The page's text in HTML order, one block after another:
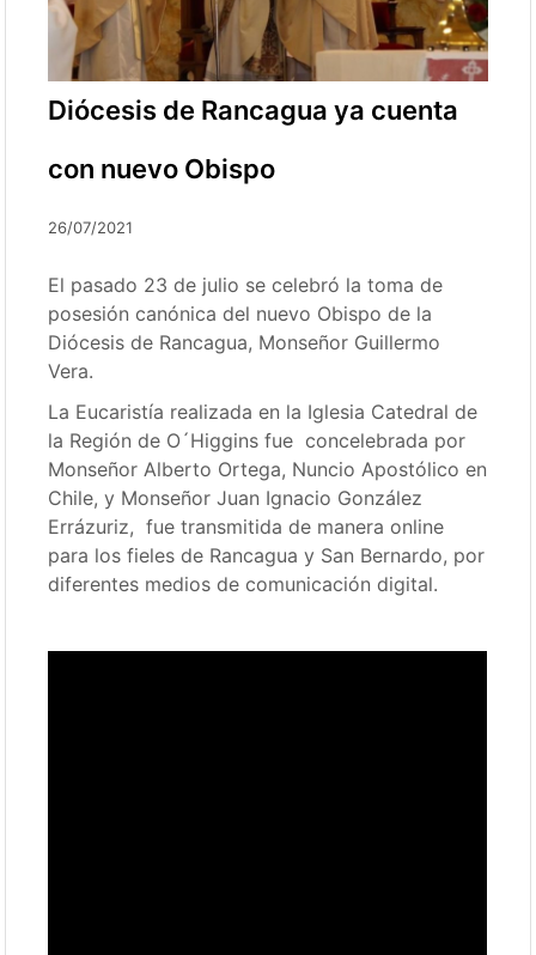
Diócesis de Rancagua ya cuenta
con nuevo Obispo
26/07/2021
El pasado 23 de julio se celebró la toma de
posesión canónica del nuevo Obispo de la
Diócesis de Rancagua, Monseñor Guillermo
Vera.
La Eucaristía realizada en la Iglesia Catedral de
la Región de O´Higgins fue concelebrada por
Monseñor Alberto Ortega, Nuncio Apostólico en
Chile, y Monseñor Juan Ignacio González
Errázuriz, fue transmitida de manera online
para los fieles de Rancagua y San Bernardo, por
diferentes medios de comunicación digital.